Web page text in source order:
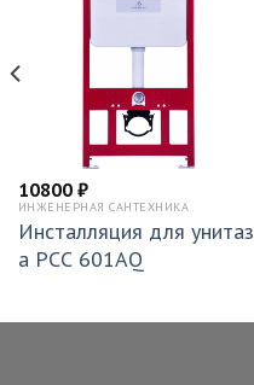
10800 ₽
ИНЖЕНЕРНАЯ САНТЕХНИКА
Инсталляция для унитаз
а PCC 601AQ